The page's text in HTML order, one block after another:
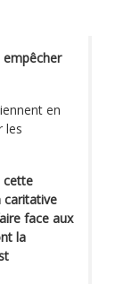
empêcher
en
les
cette
caritative
face aux
la